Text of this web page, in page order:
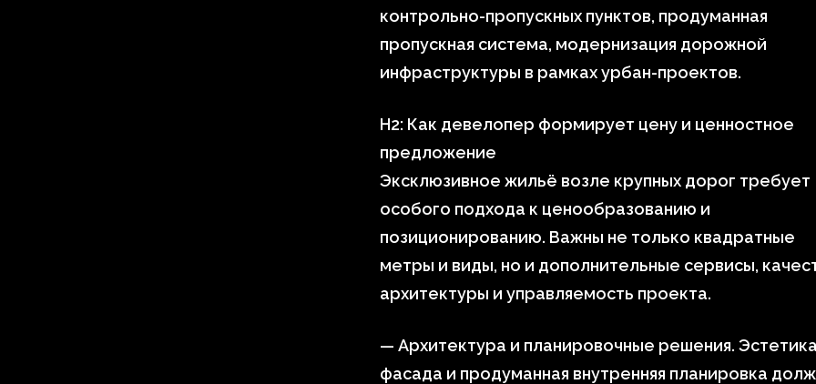
контрольно-пропускных пунктов, продуманная
пропускная система, модернизация дорожной
инфраструктуры в рамках урбан-проектов.
H2: Как девелопер формирует цену и ценностное
предложение
Эксклюзивное жильё возле крупных дорог требует
особого подхода к ценообразованию и
позиционированию. Важны не только квадратные
метры и виды, но и дополнительные сервисы,
архитектуры и управляемость проекта.
— Архитектура и планировочные решения. Эстетика
фасада и продуманная внутренняя планировка